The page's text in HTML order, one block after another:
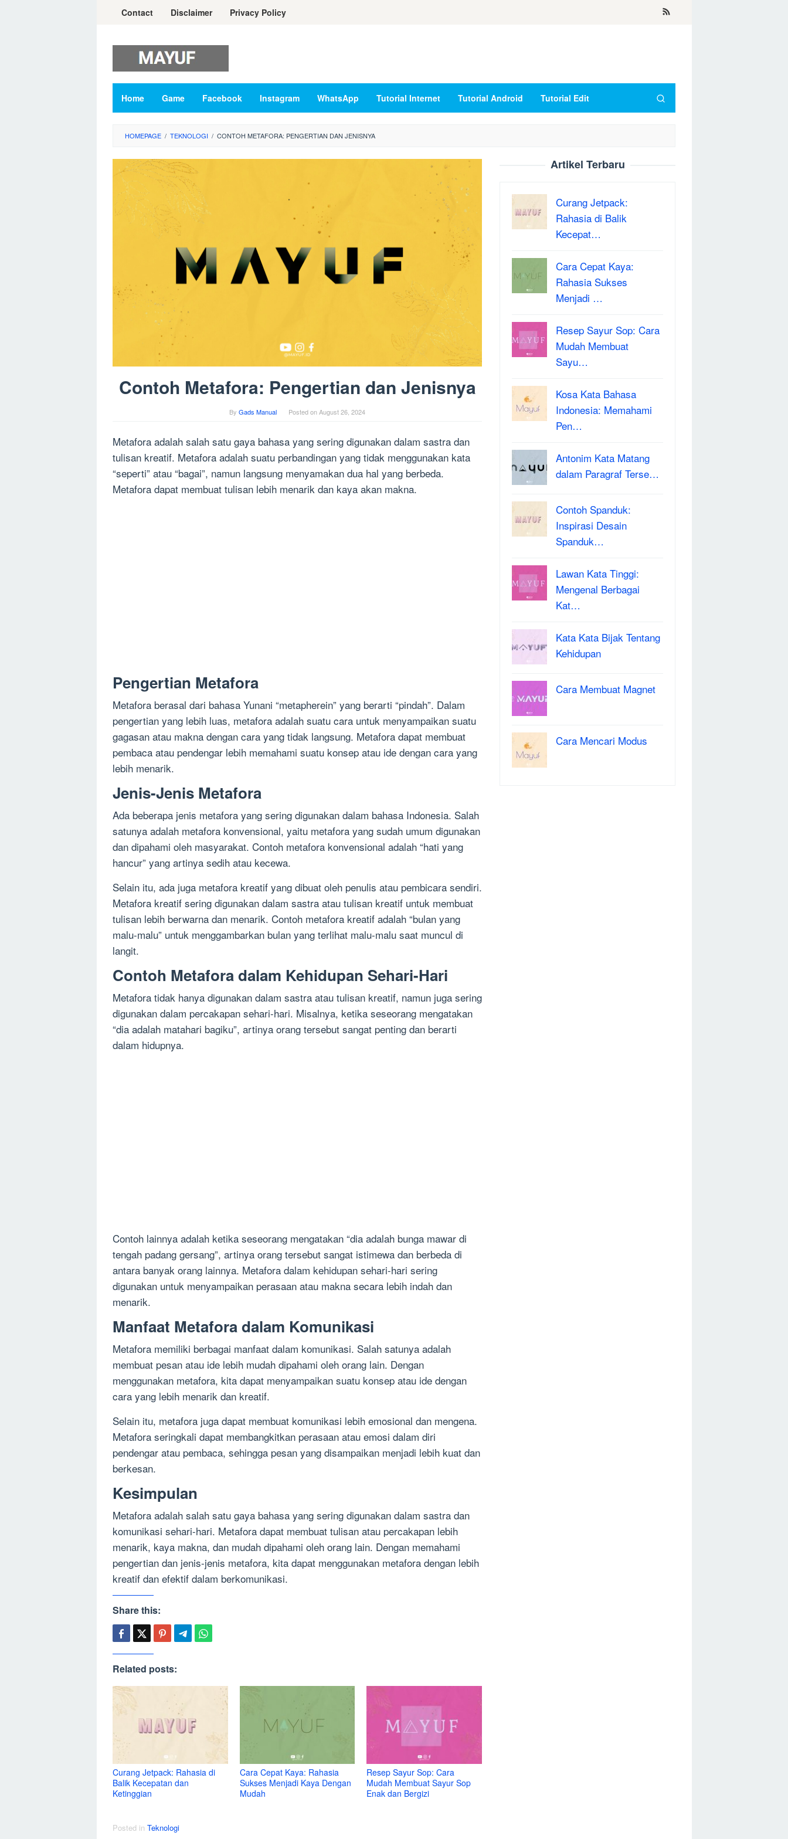
Contact Disclaimer Privacy Policy
Home Game Facebook Instagram WhatsApp Tutorial Internet Tutorial Android Tutorial Edit
HOMEPAGE / TEKNOLOGI / CONTOH METAFORA: PENGERTIAN DAN JENISNYA
Contoh Metafora: Pengertian dan Jenisnya
By Gads Manual Posted onAugust 26, 2024
Metafora adalah salah satu gaya bahasa yang sering digunakan dalam sastra dan
tulisan kreatif. Metafora adalah suatu perbandingan yang tidak menggunakan kata
“seperti” atau “bagai”, namun langsung menyamakan dua hal yang berbeda.
Metafora dapat membuat tulisan lebih menarik dan kaya akan makna.
Pengertian Metafora
Metafora berasal dari bahasa Yunani “metapherein” yang berarti “pindah”. Dalam
pengertian yang lebih luas, metafora adalah suatu cara untuk menyampaikan suatu
gagasan atau makna dengan cara yang tidak langsung. Metafora dapat membuat
pembaca atau pendengar lebih memahami suatu konsep atau ide dengan cara yang
lebih menarik.
Jenis-Jenis Metafora
Ada beberapa jenis metafora yang sering digunakan dalam bahasa Indonesia. Salah
satunya adalah metafora konvensional, yaitu metafora yang sudah umum digunakan
dan dipahami oleh masyarakat. Contoh metafora konvensional adalah “hati yang
hancur” yang artinya sedih atau kecewa.
Selain itu, ada juga metafora kreatif yang dibuat oleh penulis atau pembicara sendiri.
Metafora kreatif sering digunakan dalam sastra atau tulisan kreatif untuk membuat
tulisan lebih berwarna dan menarik. Contoh metafora kreatif adalah “bulan yang
malu-malu” untuk menggambarkan bulan yang terlihat malu-malu saat muncul di
langit.
Contoh Metafora dalam Kehidupan Sehari-Hari
Metafora tidak hanya digunakan dalam sastra atau tulisan kreatif, namun juga sering
digunakan dalam percakapan sehari-hari. Misalnya, ketika seseorang mengatakan
“dia adalah matahari bagiku”, artinya orang tersebut sangat penting dan berarti
dalam hidupnya.
Contoh lainnya adalah ketika seseorang mengatakan “dia adalah bunga mawar di
tengah padang gersang”, artinya orang tersebut sangat istimewa dan berbeda di
antara banyak orang lainnya. Metafora dalam kehidupan sehari-hari sering
digunakan untuk menyampaikan perasaan atau makna secara lebih indah dan
menarik.
Manfaat Metafora dalam Komunikasi
Metafora memiliki berbagai manfaat dalam komunikasi. Salah satunya adalah
membuat pesan atau ide lebih mudah dipahami oleh orang lain. Dengan
menggunakan metafora, kita dapat menyampaikan suatu konsep atau ide dengan
cara yang lebih menarik dan kreatif.
Selain itu, metafora juga dapat membuat komunikasi lebih emosional dan mengena.
Metafora seringkali dapat membangkitkan perasaan atau emosi dalam diri
pendengar atau pembaca, sehingga pesan yang disampaikan menjadi lebih kuat dan
berkesan.
Kesimpulan
Metafora adalah salah satu gaya bahasa yang sering digunakan dalam sastra dan
komunikasi sehari-hari. Metafora dapat membuat tulisan atau percakapan lebih
menarik, kaya makna, dan mudah dipahami oleh orang lain. Dengan memahami
pengertian dan jenis-jenis metafora, kita dapat menggunakan metafora dengan lebih
kreatif dan efektif dalam berkomunikasi.
Share this:
Related posts:
Curang Jetpack: Rahasia di
Balik Kecepatan dan
Ketinggian
Cara Cepat Kaya: Rahasia
Sukses Menjadi Kaya Dengan
Mudah
Resep Sayur Sop: Cara
Mudah Membuat Sayur Sop
Enak dan Bergizi
Posted in Teknologi
Artikel Terbaru
Curang Jetpack:
Rahasia di Balik
Kecepat…
Cara Cepat Kaya:
Rahasia Sukses
Menjadi …
Resep Sayur Sop: Cara
Mudah Membuat
Sayu…
Kosa Kata Bahasa
Indonesia: Memahami
Pen…
Antonim Kata Matang
dalam Paragraf Terse…
Contoh Spanduk:
Inspirasi Desain
Spanduk…
Lawan Kata Tinggi:
Mengenal Berbagai
Kat…
Kata Kata Bijak Tentang
Kehidupan
Cara Membuat Magnet
Cara Mencari Modus